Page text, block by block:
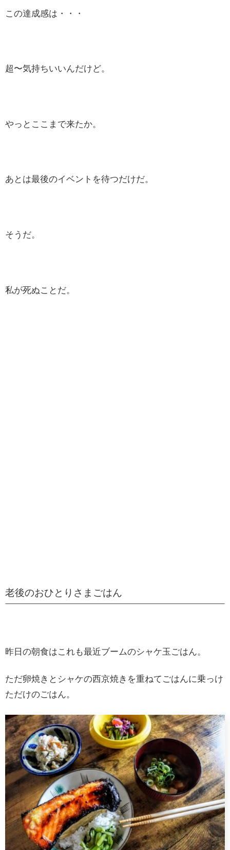
この達成感は・・・
超〜気持ちいいんだけど。
やっとここまで来たか。
あとは最後のイベントを待つだけだ。
そうだ。
私が死ぬことだ。
老後のおひとりさまごはん
昨日の朝食はこれも最近ブームのシャケ玉ごはん。
ただ卵焼きとシャケの西京焼きを重ねてごはんに乗っけ
ただけのごはん。